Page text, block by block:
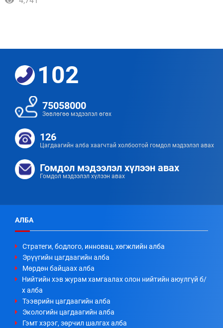
102
75058000
Зөвлөгөө мэдээлэл өгөх
126
Цагдаагийн алба хаагчтай холбоотой гомдол мэдээлэл авах
Гомдол мэдээлэл хүлээн авах
Гомдол мэдээлэл хүлээн авах
АЛБА
Стратеги, бодлого, инновац, хөгжлийн алба
Эрүүгийн цагдаагийн алба
Мөрдөн байцаах алба
Нийтийн хэв журам хамгаалах олон нийтийн аюулгүй б/
х алба
Тээврийн цагдаагийн алба
Экологийн цагдаагийн алба
Гэмт хэрэг, зөрчил шалгах алба